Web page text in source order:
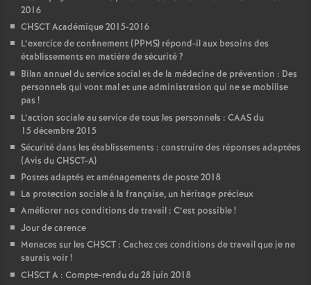
2016
CHSCT Académique 2015-2016
L’exercice de confinement (PPMS) répond-il aux besoins des
établissements en matière de sécurité?
Bilan annuel du service social et de la médecine de prévention : Des
personnels qui vont mal et une administration qui ne se mobilise
pas !
L’action sociale au service de tous les personnels : CAAS du
15 décembre 2015
Sécurité dans les établissements : construire des réponses adaptées
(Avis du CHSCT-A)
Postes adaptés et aménagements de poste 2018
La protection sociale à la française, un héritage précieux
Améliorer nos conditions de travail : C’est possible!
Jour de carence
Menaces sur les CHSCT : Cachez ces conditions de travail que je ne
saurais voir!
CHSCT A : Compte-rendu du 28 juin 2018